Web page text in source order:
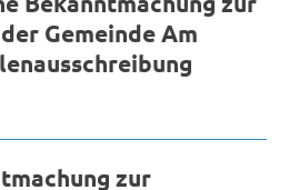
Gemeinde Am
zur